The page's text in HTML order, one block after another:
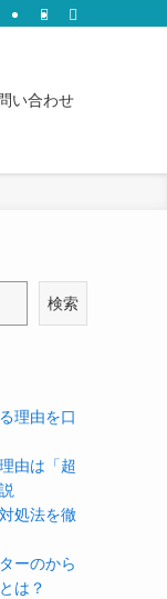
い合わせ
検索
理由を口
由は「超
処法を徹
ーのから
は？